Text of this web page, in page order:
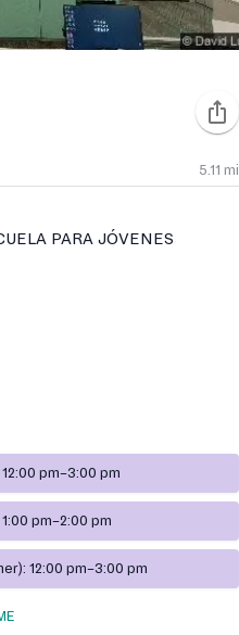
5.11 mi
PARA JÓVENES
12:00 pm–3:00 pm
1:00 pm–2:00 pm
12:00 pm–3:00 pm